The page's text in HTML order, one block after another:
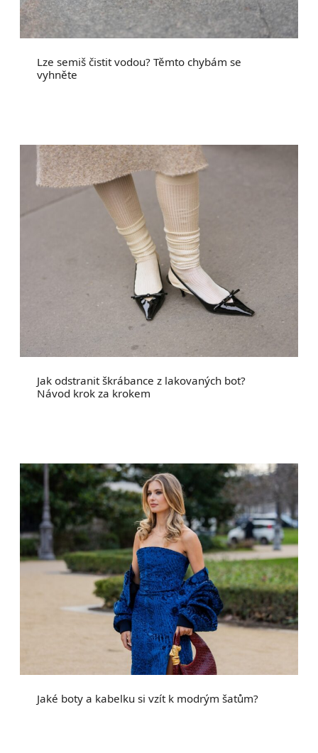
Lze semiš čistit vodou? Těmto chybám se
vyhněte
Jak odstranit škrábance z lakovaných bot?
Návod krok za krokem
Jaké boty a kabelku si vzít k modrým šatům?